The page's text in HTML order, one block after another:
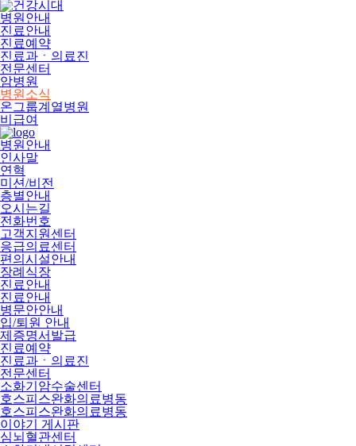
병원안내
진료안내
진료예약
진료과ㆍ의료진
전문센터
암병원
병원소식
온그룹계열병원
비급여
병원안내
인사말
연혁
미션/비전
층별안내
오시는길
전화번호
고객지원센터
응급의료센터
편의시설안내
장례식장
진료안내
진료안내
병문안안내
입/퇴원 안내
제증명서발급
진료예약
진료과ㆍ의료진
전문센터
소화기암수술센터
호스피스완화의료병동
호스피스완화의료병동
이야기 게시판
심뇌혈관센터